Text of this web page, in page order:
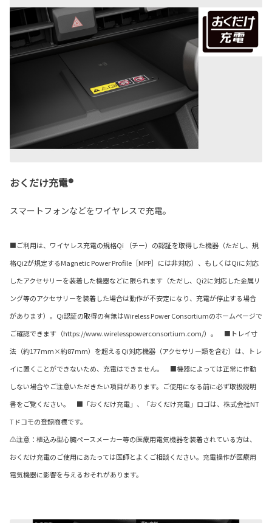
おくだけ充電®
スマートフォンなどをワイヤレスで充電。
■ご利用は、ワイヤレス充電の規格Qi （チー）の認証を取得した機器（ただし、規
格Qi2が規定するMagnetic Power Profile［MPP］には非対応）、もしくはQiに対応
したアクセサリーを装着した機器などに限られます（ただし、Qi2に対応した金属リ
ング等のアクセサリーを装着した場合は動作が不安定になり、充電が停止する場合
があります）。Qi認証の取得の有無はWireless Power Consortiumのホームページで
ご確認できます（https://www.wirelesspowerconsortium.com/）。 ■トレイ寸
法（約177mm×約87mm）を超えるQi対応機器（アクセサリー類を含む）は、トレ
イに置くことができないため、充電はできません。 ■機器によっては正常に作動
しない場合やご注意いただきたい項目があります。ご使用になる前に必ず取扱説明
書をご覧ください。 ■「おくだけ充電」、「おくだけ充電」ロゴは、株式会社NT
Tドコモの登録商標です。
⚠注意：植込み型心臓ペースメーカー等の医療用電気機器を装着されている方は、
おくだけ充電のご使用にあたっては医師とよくご相談ください。充電操作が医療用
電気機器に影響を与えるおそれがあります。